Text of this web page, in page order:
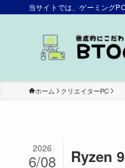
当サイトでは、ゲーミング
ホーム クリエイターPC
Ryzen
2026
6/08